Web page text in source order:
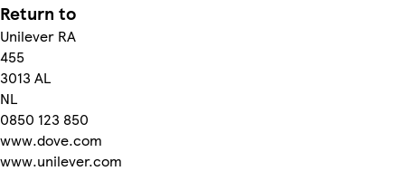
Return to
Unilever RA
455
3013 AL
NL
0850 123 850
www.dove.com
www.unilever.com